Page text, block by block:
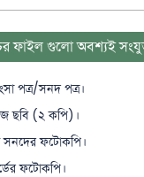
ফাইল গুলো অবশ্যই
পত্র/সনদ পত্র।
ছবি (২ কপি)।
সনদের ফটোকপি।
ফটোকপি।